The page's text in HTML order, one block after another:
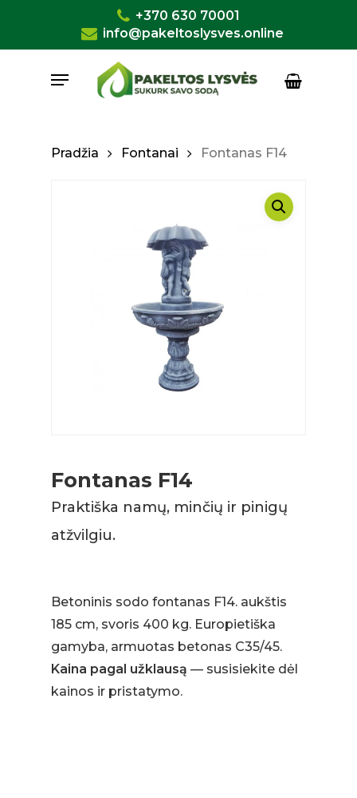
main
+370 630 70001
info@pakeltoslysves.online
Menu
Krepšelis
Cart
Pradžia Fontanai Fontanas F14
Fontanas F14
Praktiška namų, minčių ir pinigų
atžvilgiu.
Betoninis sodo fontanas F14. aukštis
185 cm, svoris 400 kg. Europietiška
gamyba, armuotas betonas C35/45.
Kaina pagal užklausą — susisiekite dėl
kainos ir pristatymo.